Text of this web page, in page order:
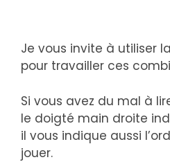
Je vous invite à utiliser
pour travailler ces
Si vous avez du mal à
le doigté main droite
il vous indique aussi
jouer.